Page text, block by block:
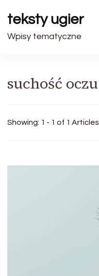
teksty ugier
Wpisy tematyczne
suchość oczu
Showing: 1 - 1 of 1 Articles